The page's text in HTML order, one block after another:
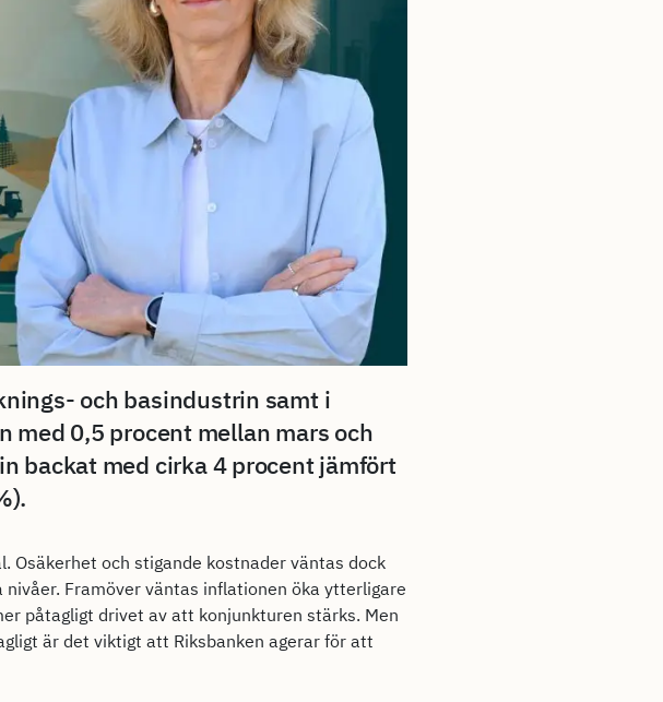
och basindustrin samt i
0,5 procent mellan mars och
backat med cirka 4 procent jämfört
Osäkerhet och stigande kostnader väntas dock
Framöver väntas inflationen öka ytterligare
påtagligt drivet av att konjunkturen stärks. Men
är det viktigt att Riksbanken agerar för att